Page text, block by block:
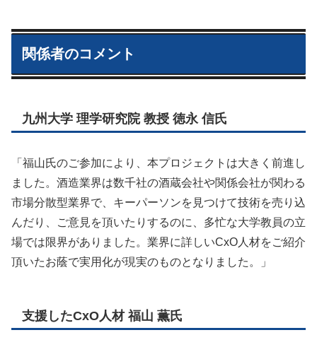
関係者のコメント
九州大学 理学研究院 教授 徳永 信氏
「福山氏のご参加により、本プロジェクトは大きく前進し
ました。酒造業界は数千社の酒蔵会社や関係会社が関わる
市場分散型業界で、キーパーソンを見つけて技術を売り込
んだり、ご意見を頂いたりするのに、多忙な大学教員の立
場では限界がありました。業界に詳しいCxO人材をご紹介
頂いたお蔭で実用化が現実のものとなりました。」
支援したCxO人材 福山 薫氏